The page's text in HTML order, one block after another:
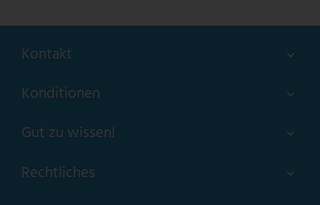
Kontakt
Konditionen
Gut zu wissen!
Rechtliches